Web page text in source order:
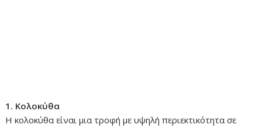
1. Κολοκύθα
Η κολοκύθα είναι μια τροφή με υψηλή περιεκτικότητα σε